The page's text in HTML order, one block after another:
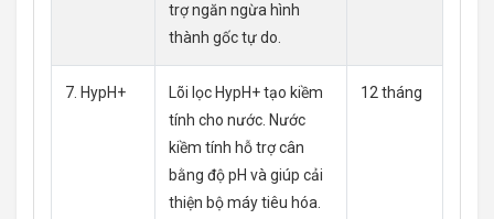
trợ ngăn ngừa hình
thành gốc tự do.
7. HypH+
Lõi lọc HypH+ tạo kiềm
tính cho nước. Nước
kiềm tính hỗ trợ cân
bằng độ pH và giúp cải
thiện bộ máy tiêu hóa.
12 tháng